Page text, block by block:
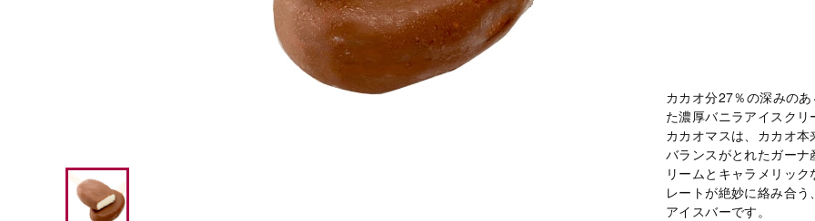
カカオ分27％の深みの
た濃厚バニラアイスク
カカオマスは、カカオ
バランスがとれたガー
リームとキャラメリッ
レートが絶妙に絡み合
アイスバーです。